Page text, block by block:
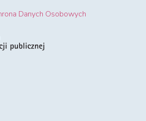
Danych Osobowych